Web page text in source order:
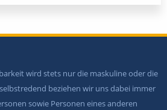
wird stets nur die maskuline oder die
beziehen wir uns dabei immer
sowie Personen eines anderen